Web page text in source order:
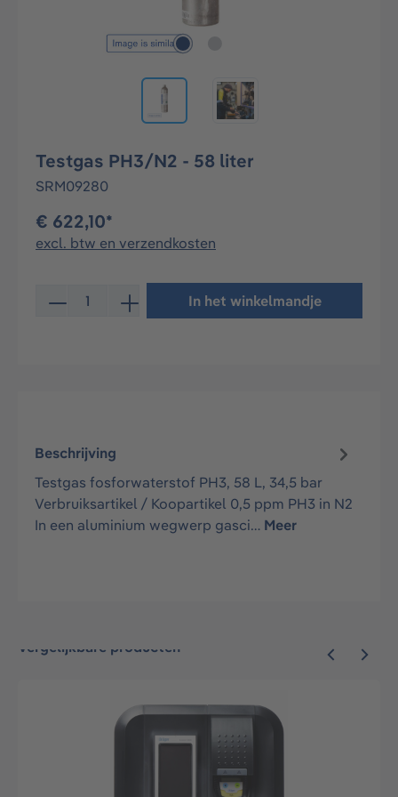
Testgas PH3/N2 - 58 liter
SRM09280
€ 622,10*
excl. btw en verzendkosten
Producthoeveelheid: Voer de gewenste
In het winkelmandje
Beschrijving
Testgas fosforwaterstof PH3, 58 L, 34,5 bar
Verbruiksartikel / Koopartikel 0,5 ppm PH3 in N2
In een aluminium wegwerp gasci… Meer
Vergelijkbare producten